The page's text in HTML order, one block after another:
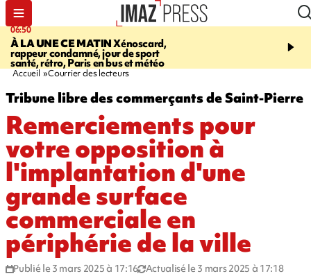
06:50
À LA UNE CE MATINXénoscard,
rappeur condamné, jour de sport
santé, rétro, Paris en bus et météo
08:53
Jour de
2026 - bouger,
Accueil Courrier des lecteurs
Tribune libre des commerçants de Saint-Pierre
Remerciements pour
votre opposition à
l'implantation d'une
grande surface
commerciale en
périphérie de la ville
Publié le 3 mars 2025 à 17:16 Actualisé le 3 mars 2025 à 17:18